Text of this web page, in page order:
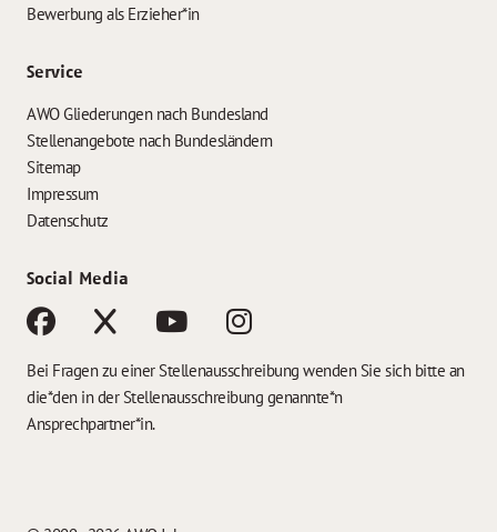
Bewerbung als Erzieher*in
Service
AWO Gliederungen nach Bundesland
Stellenangebote nach Bundesländern
Sitemap
Impressum
Datenschutz
Social Media
Bei Fragen zu einer Stellenausschreibung wenden Sie sich bitte an
die*den in der Stellenausschreibung genannte*n
Ansprechpartner*in.